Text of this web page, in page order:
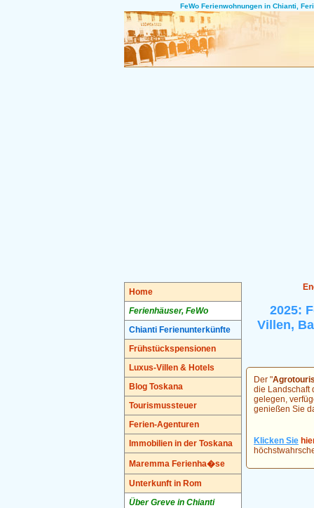
FeWo Ferienwohnungen in Chianti,
Home
Ferienhäuser, FeWo
Chianti Ferienunterkünfte
Frühstückspensionen
Luxus-Villen & Hotels
Blog Toskana
Tourismussteuer
Ferien-Agenturen
Immobilien in der Toskana
Maremma Ferienha�se
Unterkunft in Rom
Über Greve in Chianti
2025:
Villen,
Der "
die Landschaft
gelegen,
genießen Sie
Klicken Sie